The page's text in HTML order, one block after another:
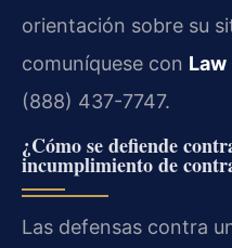
orientación sobre su
comuníquese con Law
(888) 437-7747.
¿Cómo se defiende
incumplimiento de
Las defensas contra